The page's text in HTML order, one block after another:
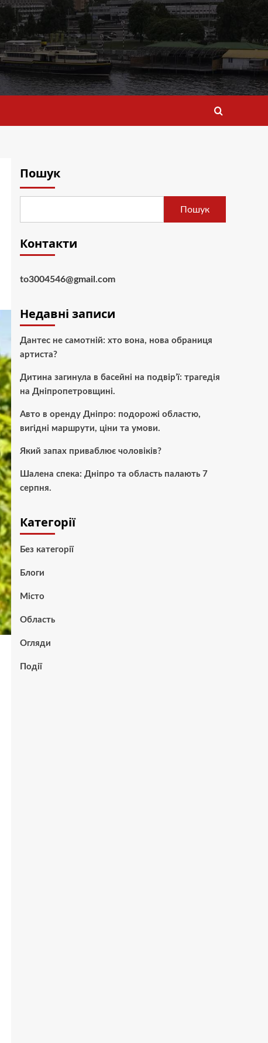
Пошук
Пошук
Контакти
to3004546@gmail.com
Недавні записи
Дантес не самотній: хто вона, нова обраниця
артиста?
Дитина загинула в басейні на подвір’ї: трагедія
на Дніпропетровщині.
Авто в оренду Дніпро: подорожі областю,
вигідні маршрути, ціни та умови.
Який запах приваблює чоловіків?
Шалена спека: Дніпро та область палають 7
серпня.
Категорії
Без категорії
Блоги
Місто
Область
Огляди
Події